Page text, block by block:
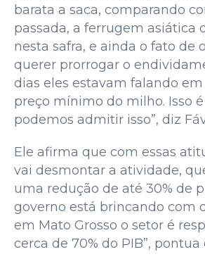
barata a saca, comparando
passada, a ferrugem asiática
nesta safra, e ainda o fato de
querer prorrogar o
dias eles estavam falando
preço mínimo do milho. Isso
podemos admitir isso”, diz
Ele afirma que com essas
vai desmontar a atividade,
uma redução de até 30% de
governo está brincando com
em Mato Grosso o setor é
cerca de 70% do PIB”, pontua